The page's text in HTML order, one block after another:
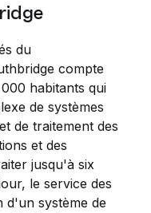
du
compte
habitants qui
de systèmes
de traitement des
et des
jusqu'à six
le service des
d'un système de